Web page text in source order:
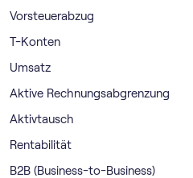
Vorsteuerabzug
T-Konten
Umsatz
Aktive Rechnungsabgrenzung
Aktivtausch
Rentabilität
B2B (Business-to-Business)